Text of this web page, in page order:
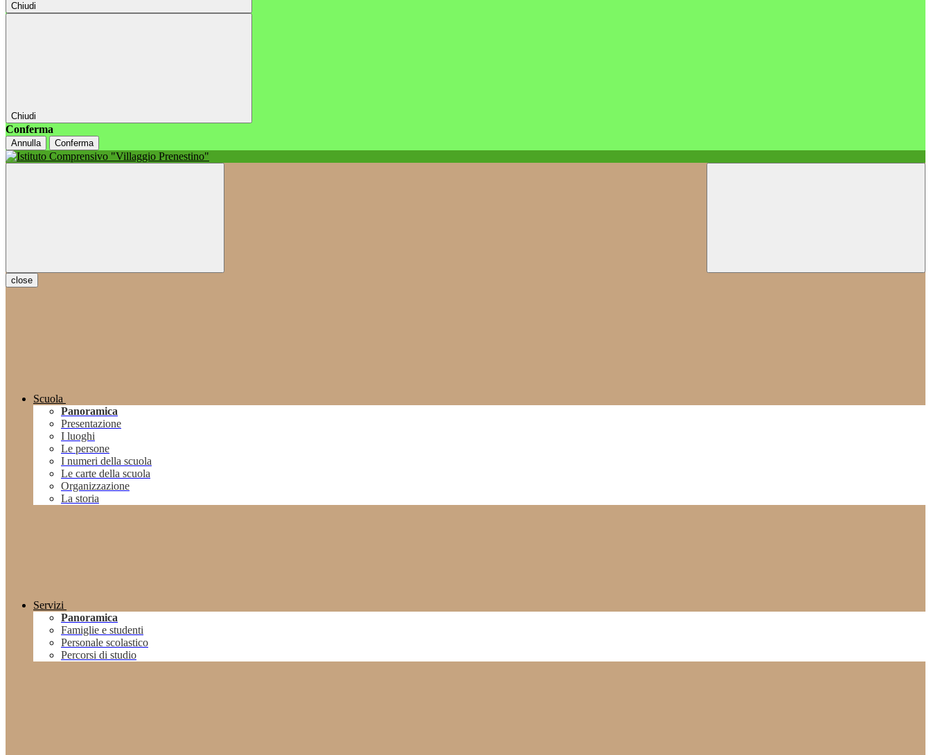
Chiudi
Chiudi
Conferma
Annulla Conferma
close
Scuola
Panoramica
Presentazione
I luoghi
Le persone
I numeri della scuola
Le carte della scuola
Organizzazione
La storia
Servizi
Panoramica
Famiglie e studenti
Personale scolastico
Percorsi di studio